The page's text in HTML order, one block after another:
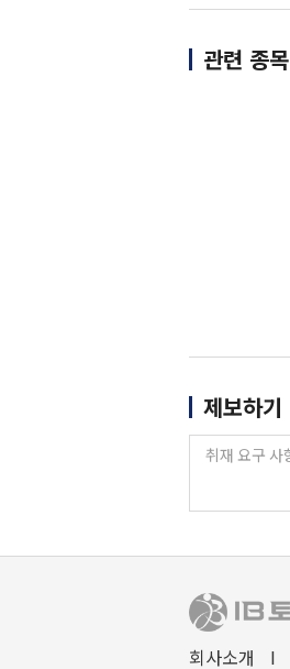
관련 종목
제보하기
회사소개 I